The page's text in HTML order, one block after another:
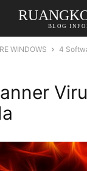
BLOG
WINDOWS 4